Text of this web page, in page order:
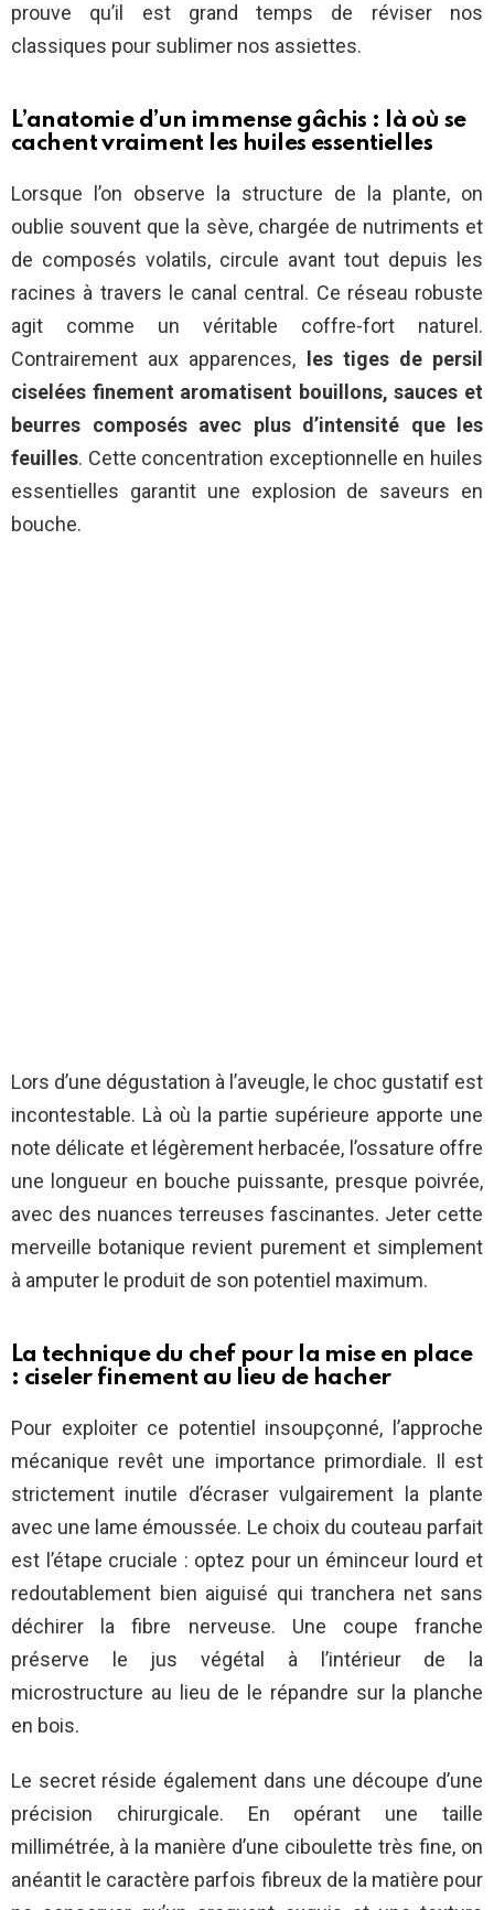
prouve qu’il est grand temps de réviser nos
classiques pour sublimer nos assiettes.
L’anatomie d’un immense gâchis : là où se
cachent vraiment les huiles essentielles
Lorsque l’on observe la structure de la plante, on
oublie souvent que la sève, chargée de nutriments et
de composés volatils, circule avant tout depuis les
racines à travers le canal central. Ce réseau robuste
agit comme un véritable coffre-fort naturel.
Contrairement aux apparences,
les tiges de persil
ciselées finement aromatisent bouillons, sauces et
beurres composés avec plus d’intensité que les
feuilles. Cette concentration exceptionnelle en huiles
essentielles garantit une explosion de saveurs en
bouche.
Lors d’une dégustation à l’aveugle, le choc gustatif est
incontestable. Là où la partie supérieure apporte une
note délicate et légèrement herbacée, l’ossature offre
une longueur en bouche puissante, presque poivrée,
avec des nuances terreuses fascinantes. Jeter cette
merveille botanique revient purement et simplement
à amputer le produit de son potentiel maximum.
La technique du chef pour la mise en place
: ciseler finement au lieu de hacher
Pour exploiter ce potentiel insoupçonné, l’approche
mécanique revêt une importance primordiale. Il est
strictement inutile d’écraser vulgairement la plante
avec une lame émoussée. Le choix du couteau parfait
est l’étape cruciale : optez pour un éminceur lourd et
redoutablement bien aiguisé qui tranchera net sans
déchirer la fibre nerveuse. Une coupe franche
préserve le jus végétal à l’intérieur de la
microstructure au lieu de le répandre sur la planche
en bois.
Le secret réside également dans une découpe d’une
précision chirurgicale. En opérant une taille
millimétrée, à la manière d’une ciboulette très fine, on
anéantit le caractère parfois fibreux de la matière pour